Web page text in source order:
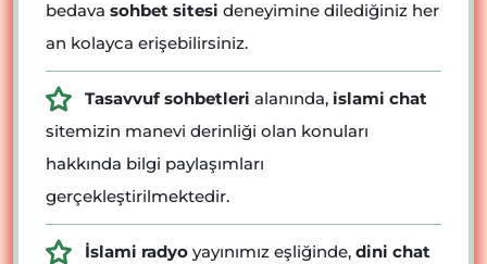
bedava sohbet sitesi deneyimine dilediğiniz her
an kolayca erişebilirsiniz.
Tasavvuf sohbetleri alanında, islami chat
sitemizin manevi derinliği olan konuları
hakkında bilgi paylaşımları
gerçekleştirilmektedir.
İslami radyo yayınımız eşliğinde, dini chat